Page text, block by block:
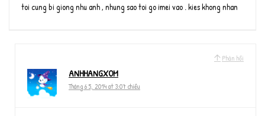
toi cung bi giong nhu anh , nhung sao toi go imei vao . kies khong nhan
Phản hồi
ANHHANGXOM
Tháng 6 5, 2014 at 3:07 chiều